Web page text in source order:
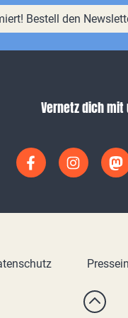
Bestell den
Vernetz dich mit